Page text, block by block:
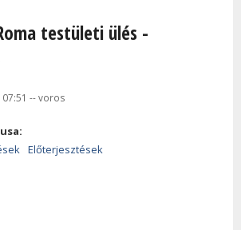
testületi ülés -
--voros
Előterjesztések